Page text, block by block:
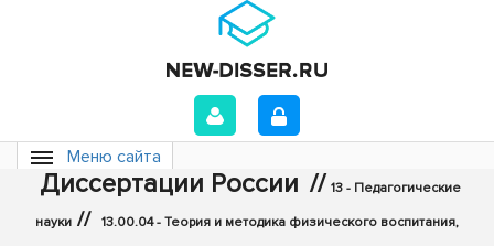
Меню сайта
Диссертации России // 13 - Педагогические
науки // 13.00.04 - Теория и методика физического воспитания,